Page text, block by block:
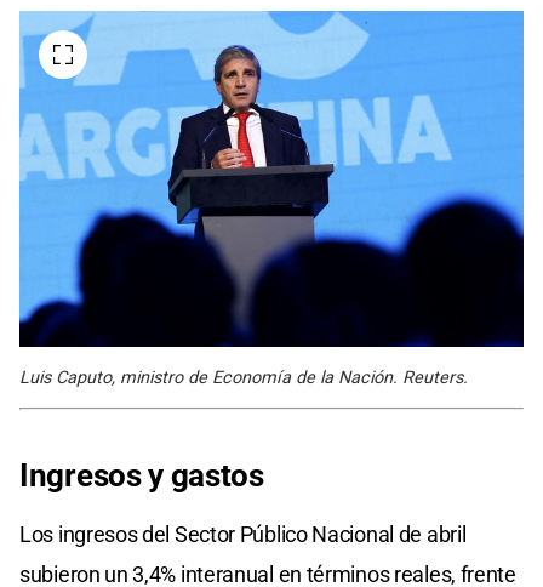
Luis Caputo, ministro de Economía de la Nación. Reuters.
Ingresos y gastos
Los ingresos del Sector Público Nacional de abril
subieron un 3,4% interanual en términos reales, frente